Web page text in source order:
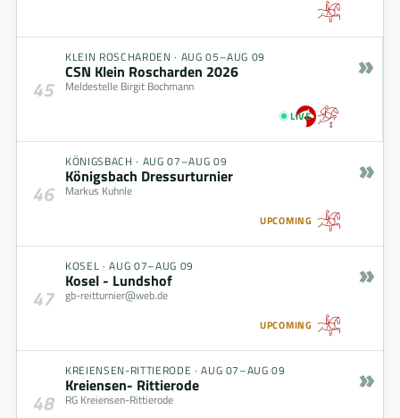
45
KLEIN ROSCHARDEN · AUG 05–AUG 09
CSN Klein Roscharden 2026
Meldestelle Birgit Bochmann
LIVE
»
46
KÖNIGSBACH · AUG 07–AUG 09
Königsbach Dressurturnier
Markus Kuhnle
UPCOMING
»
47
KOSEL ·AUG 07–AUG 09
Kosel - Lundshof
gb-reitturnier@web.de
UPCOMING
»
48
KREIENSEN-RITTIERODE ·AUG 07–AUG 09
Kreiensen- Rittierode
RG Kreiensen-Rittierode
»